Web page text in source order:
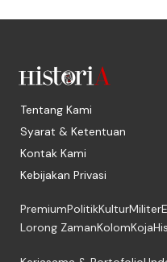
Tentang Kami
Syarat & Ketentuan
Kontak Kami
Kebijakan Privasi
PremiumPolitikKulturMiliter
Lorong ZamanKolomKoja